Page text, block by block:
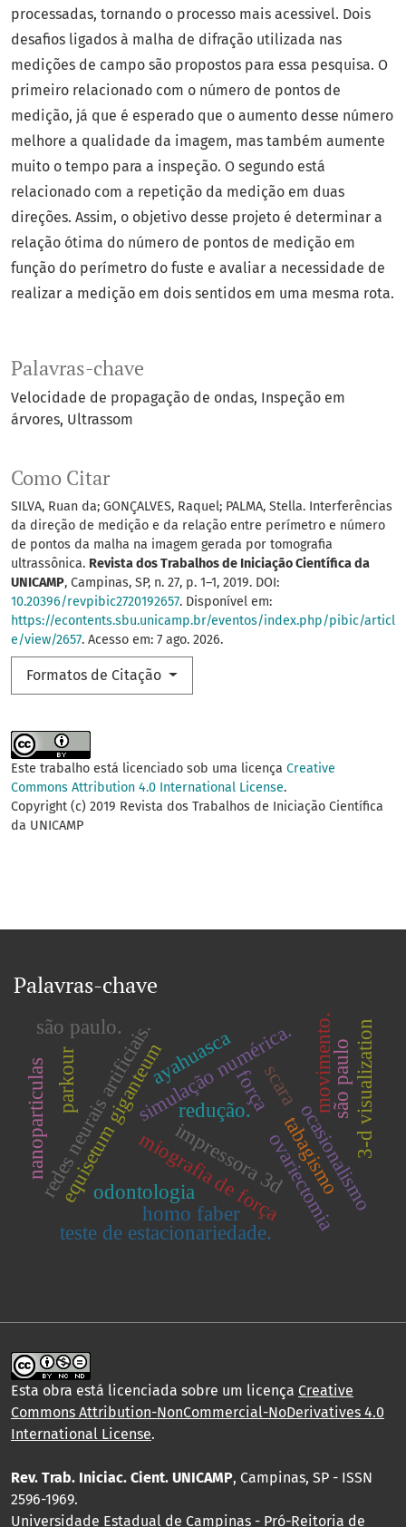
Palavras-chave
Velocidade de propagação de ondas Inspeção em
árvores Ultrassom
Como Citar
SILVA, Ruan da; GONÇALVES, Raquel; PALMA, Stella. Interferências
da direção de medição e da relação entre perímetro e número
de pontos da malha na imagem gerada por tomografia
ultrassônica. Revista dos Trabalhos de Iniciação Científica da
UNICAMP, Campinas, SP, n. 27, p. 1–1, 2019. DOI:
10.20396/revpibic2720192657. Disponível em:
https://econtents.sbu.unicamp.br/eventos/index.php/pibic/articl
e/view/2657. Acesso em: 7 ago. 2026.
Formatos de Citação
processadas, tornando o processo mais acessivel. Dois
desafios ligados à malha de difração utilizada nas
medições de campo são propostos para essa pesquisa. O
primeiro relacionado com o número de pontos de
medição, já que é esperado que o aumento desse número
melhore a qualidade da imagem, mas também aumente
muito o tempo para a inspeção. O segundo está
relacionado com a repetição da medição em duas
direções. Assim, o objetivo desse projeto é determinar a
relação ótima do número de pontos de medição em
função do perímetro do fuste e avaliar a necessidade de
realizar a medição em dois sentidos em uma mesma rota.
Este trabalho está licenciado sob uma licença Creative
Commons Attribution 4.0 International License.
Copyright (c) 2019 Revista dos Trabalhos de Iniciação Científica
da UNICAMP
Palavras-chave
impressora 3d
scara
simulação numérica.
equisetum giganteum ovariectomia
miografia de força
redes neurais artificiais.ayahuasca
tabagismo
redução. ocasionalismo
força movimento.
odontologia
3-d visualization
parkour
são paulo.
teste de estacionariedade.
nanoparticulas são paulo
homo faber
Esta obra está licenciada sobre um licença Creative
Commons Attribution-NonCommercial-NoDerivatives 4.0
International License.
Rev. Trab. Iniciac. Cient. UNICAMP, Campinas, SP - ISSN
2596-1969.
Universidade Estadual de Campinas - Pró-Reitoria de